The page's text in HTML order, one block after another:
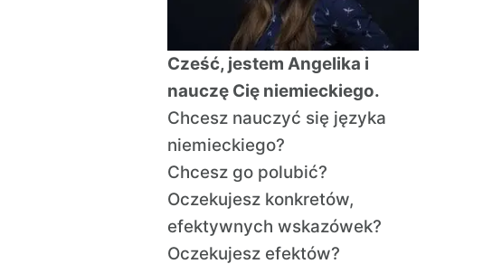
Cześć, jestem Angelika i
nauczę Cię niemieckiego.
Chcesz nauczyć się języka
niemieckiego?
Chcesz go polubić?
Oczekujesz konkretów,
efektywnych wskazówek?
Oczekujesz efektów?